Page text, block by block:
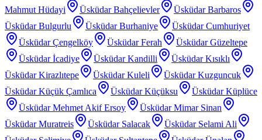
Mahmut Hüdayi Üsküdar Bahçelievler
Üsküdar Barbaros
Üsküdar Bulgurlu
Üsküdar Burhaniye
Üsküdar Cumhuriyet
Üsküdar Çengelköy
Üsküdar Ferah
Üsküdar Güzeltepe
Üsküdar İcadiye
Üsküdar Kandilli
Üsküdar Kısıklı
Üsküdar Kirazlıtepe
Üsküdar Kuleli
Üsküdar Kuzguncuk
Üsküdar Küçük Çamlıca
Üsküdar Küçüksu
Üsküdar Küplüce
Üsküdar Mehmet Akif Ersoy
Üsküdar Mimar Sinan
Üsküdar Muratreis
Üsküdar Salacak
Üsküdar Selami Ali